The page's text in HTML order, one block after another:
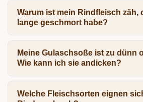
Warum ist mein Rindfleisch zäh,
lange geschmort habe?
Meine Gulaschsoße ist zu dünn
Wie kann ich sie andicken?
Welche Fleischsorten eignen